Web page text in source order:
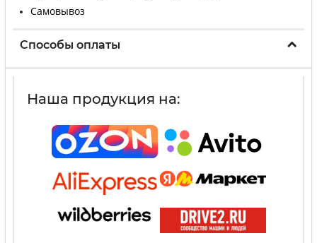
Самовывоз
Способы оплаты
Наша продукция на: